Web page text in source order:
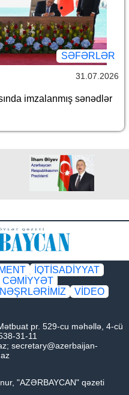
SƏFƏRLƏR
31.07.2026
imzalanmış sənədlər
İQTİSADİYYAT
CƏMİYYƏT
NƏŞRLƏRİMİZ
VİDEO
pr. 529-cu məhəllə, 4-cü
31-11
; secretary@azerbaijan-
"AZƏRBAYCAN" qəzeti